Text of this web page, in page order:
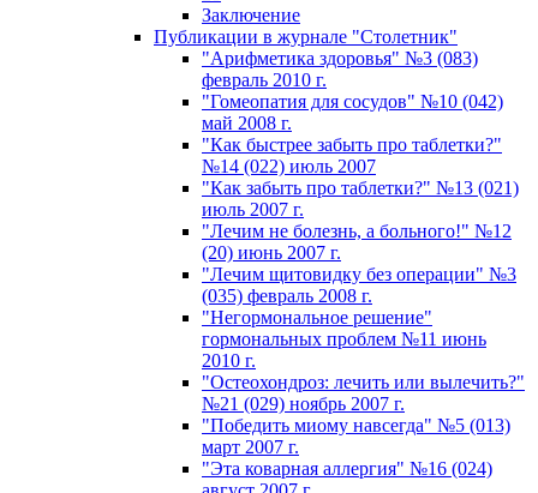
Заключение
Публикации в журнале "Столетник"
"Арифметика здоровья" №3 (083)
февраль 2010 г.
"Гомеопатия для сосудов" №10 (042)
май 2008 г.
"Как быстрее забыть про таблетки?"
№14 (022) июль 2007
"Как забыть про таблетки?" №13 (021)
июль 2007 г.
"Лечим не болезнь, а больного!" №12
(20) июнь 2007 г.
"Лечим щитовидку без операции" №3
(035) февраль 2008 г.
"Негормональное решение"
гормональных проблем №11 июнь
2010 г.
"Остеохондроз: лечить или вылечить?"
№21 (029) ноябрь 2007 г.
"Победить миому навсегда" №5 (013)
март 2007 г.
"Эта коварная аллергия" №16 (024)